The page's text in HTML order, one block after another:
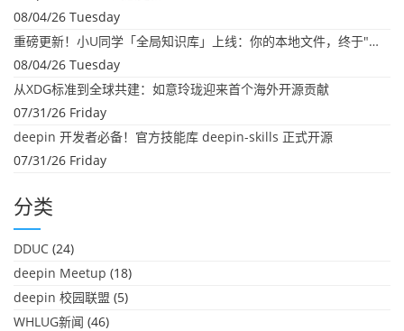
08/04/26 Tuesday
重磅更新！小U同学「全局知识库」上线：你的本地文件，终于"活"起来了
08/04/26 Tuesday
从XDG标准到全球共建：如意玲珑迎来首个海外开源贡献
07/31/26 Friday
deepin 开发者必备！官方技能库 deepin-skills 正式开源
07/31/26 Friday
分类
DDUC (24)
deepin Meetup (18)
deepin 校园联盟 (5)
WHLUG新闻 (46)